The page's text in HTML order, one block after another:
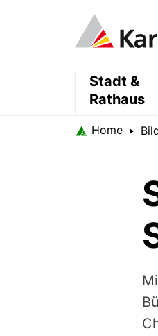
Stadt &
Rathaus
Home